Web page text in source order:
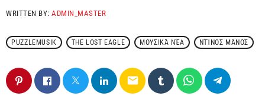
WRITTEN BY:ADMIN_MASTER
PUZZLEMUSIK THE LOST EAGLE ΜΟΥΣΙΚΆ ΝΈΑ ΝΤΊΝΟΣ ΜΆΝΟΣ
email